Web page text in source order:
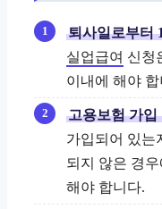
퇴사일로부터
실업급여 신청
이내에 해야 합
고용보험 가입
가입되어 있는
되지 않은 경
해야 합니다.